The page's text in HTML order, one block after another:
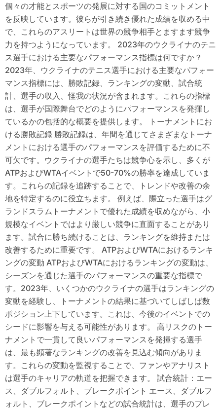
個々の才能とスポーツの発展に対する国のコミットメント
を反映しています。彼らが引き続き優れた成績を収める中
で、これらのアスリートは世界の競争相手とますます競争
力を持つようになっています。 2023年のウクライナのテニ
ス選手における主要なパフォーマンス指標は何ですか？
2023年、ウクライナのテニス選手における主要なパフォー
マンス指標には、勝敗記録、ランキングの変動、試合統
計、選手の収入、怪我の状況が含まれます。これらの指標
は、選手が国際舞台でどのようにパフォーマンスを発揮し
ているかの包括的な概要を提供します。 トーナメントにお
ける勝敗記録 勝敗記録は、年間を通じてさまざまなトーナ
メントにおける選手のパフォーマンスを評価するために不
可欠です。ウクライナの選手たちは競争心を示し、多くが
ATPおよびWTAイベントで50-70%の勝率を達成していま
す。これらの記録を追跡することで、トレンドや改善の余
地を特定するのに役立ちます。 例えば、際立った選手はグ
ランドスラムトーナメントで優れた成績を収めながら、小
規模なイベントではより厳しい競争に直面することがあり
ます。試合に勝ち続けることは、ランキングを維持または
改善するために重要です。 ATPおよびWTAにおけるランキ
ングの変動 ATPおよびWTAにおけるランキングの変動は、
シーズンを通じた選手のパフォーマンスの重要な指標で
す。2023年、いくつかのウクライナの選手はランキングの
変動を経験し、トーナメントの結果に基づいてしばしば数
ポジション上下しています。これは、今後のイベントでの
シードに影響を与える可能性があります。 高リスクのトー
ナメントで一貫して良いパフォーマンスを発揮する選手
は、最も顕著なランキングの改善を見込む傾向がありま
す。これらの変動を監視することで、ファンやアナリスト
は選手のキャリアの軌道を把握できます。 試合統計：エー
ス、ダブルフォルト、ブレークポイント エース、ダブルフ
ォルト、ブレークポイントなどの試合統計は、選手のプレ